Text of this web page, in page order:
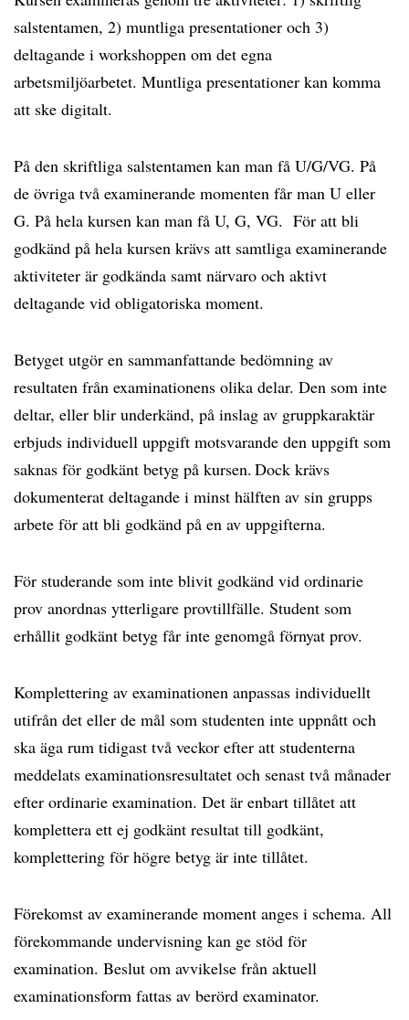
salstentamen, 2) muntliga presentationer och 3)
deltagande i workshoppen om det egna
arbetsmiljöarbetet. Muntliga presentationer kan komma
att ske digitalt.
På den skriftliga salstentamen kan man få U/G/VG. På
de övriga två examinerande momenten får man U eller
G. På hela kursen kan man få U, G, VG. För att bli
godkänd på hela kursen krävs att samtliga examinerande
aktiviteter är godkända samt närvaro och aktivt
deltagande vid obligatoriska moment.
Betyget utgör en sammanfattande bedömning av
resultaten från examinationens olika delar. Den som inte
deltar, eller blir underkänd, på inslag av gruppkaraktär
erbjuds individuell uppgift motsvarande den uppgift som
saknas för godkänt betyg på kursen. Dock krävs
dokumenterat deltagande i minst hälften av sin grupps
arbete för att bli godkänd på en av uppgifterna.
För studerande som inte blivit godkänd vid ordinarie
prov anordnas ytterligare provtillfälle. Student som
erhållit godkänt betyg får inte genomgå förnyat prov.
Komplettering av examinationen anpassas individuellt
utifrån det eller de mål som studenten inte uppnått och
ska äga rum tidigast två veckor efter att studenterna
meddelats examinationsresultatet och senast två månader
efter ordinarie examination. Det är enbart tillåtet att
komplettera ett ej godkänt resultat till godkänt,
komplettering för högre betyg är inte tillåtet.
Förekomst av examinerande moment anges i schema. All
förekommande undervisning kan ge stöd för
examination. Beslut om avvikelse från aktuell
examinationsform fattas av berörd examinator.